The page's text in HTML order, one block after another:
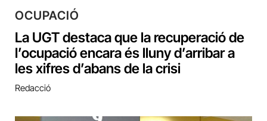
OCUPACIÓ
La UGT destaca que la recuperació de
l’ocupació encara és lluny d’arribar a
les xifres d’abans de la crisi
Redacció